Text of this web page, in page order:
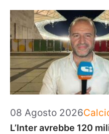
08 Agosto 2026
L’Inter avrebbe 120